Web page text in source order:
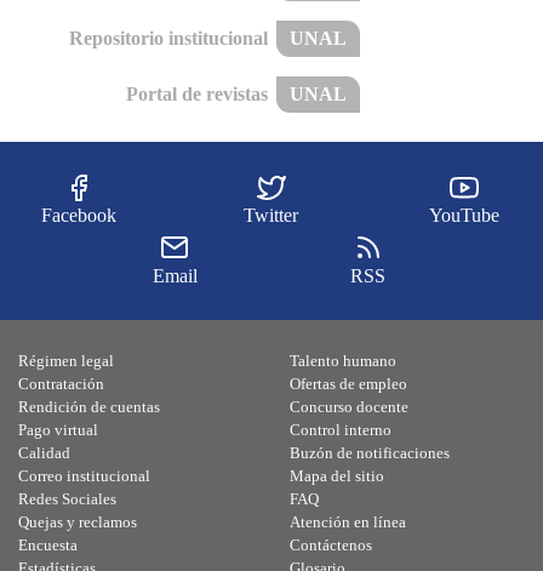
Repositorio institucional UNAL
Portal de revistas UNAL
Facebook Twitter YouTube
Email RSS
Régimen legal
Contratación
Rendición de cuentas
Pago virtual
Calidad
Talento humano
Ofertas de empleo
Concurso docente
Control interno
Buzón de notificaciones
Correo institucional
Redes Sociales
Quejas y reclamos
Encuesta
Mapa del sitio
FAQ
Atención en línea
Contáctenos